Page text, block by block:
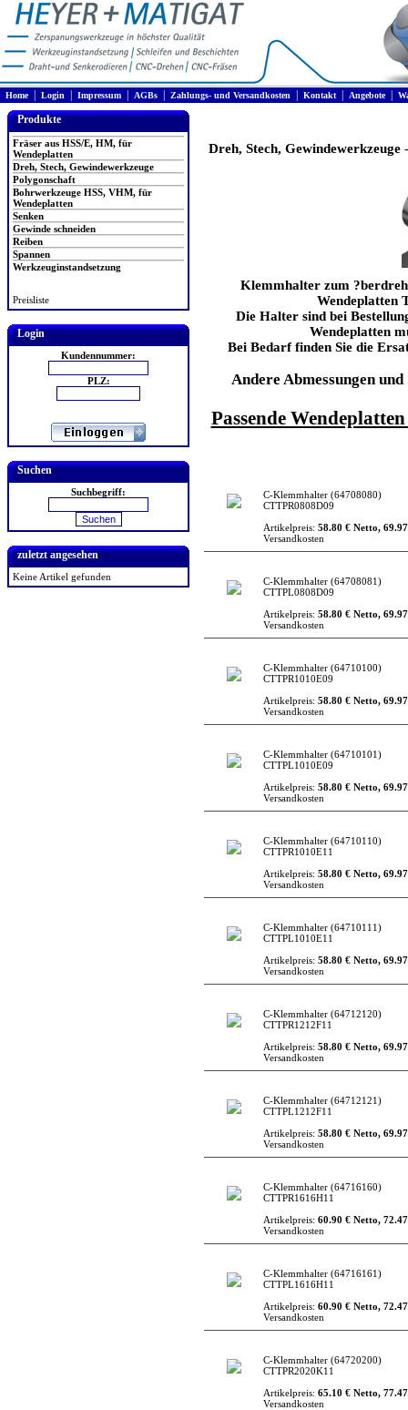
Home| Login Impressum AGBs Zahlungs- und Versandkosten Kontakt| Angebote|
Produkte
Fräser aus HSS/E, HM, für
Wendeplatten
Dreh, Stech, Gewindewerkzeuge
Polygonschaft
Bohrwerkzeuge HSS, VHM, für
Wendeplatten
Senken
Gewinde schneiden
Reiben
Spannen
Werkzeuginstandsetzung
Preisliste
Login
Kundennummer:
PLZ:
Suchen
Suchbegriff:
zuletzt angesehen
Keine Artikel gefunden
Dreh, Stech, Gewindewerkzeuge
Klemmhalter zum
Wendeplatten
Die Halter sind bei
Wendeplatten
Bei Bedarf finden Sie die
Andere Abmessungen
Passende
C-Klemmhalter (64708080)
CTTPR0808D09
Artikelpreis: 58.80 € Netto,
Versandkosten
C-Klemmhalter (64708081)
CTTPL0808D09
Artikelpreis: 58.80 € Netto,
Versandkosten
C-Klemmhalter (64710100)
CTTPR1010E09
Artikelpreis: 58.80 € Netto,
Versandkosten
C-Klemmhalter (64710101)
CTTPL1010E09
Artikelpreis: 58.80 € Netto,
Versandkosten
C-Klemmhalter (64710110)
CTTPR1010E11
Artikelpreis: 58.80 € Netto,
Versandkosten
C-Klemmhalter (64710111)
CTTPL1010E11
Artikelpreis: 58.80 € Netto,
Versandkosten
C-Klemmhalter (64712120)
CTTPR1212F11
Artikelpreis: 58.80 € Netto,
Versandkosten
C-Klemmhalter (64712121)
CTTPL1212F11
Artikelpreis: 58.80 € Netto,
Versandkosten
C-Klemmhalter (64716160)
CTTPR1616H11
Artikelpreis: 60.90 € Netto,
Versandkosten
C-Klemmhalter (64716161)
CTTPL1616H11
Artikelpreis: 60.90 € Netto,
Versandkosten
C-Klemmhalter (64720200)
CTTPR2020K11
Artikelpreis: 65.10 € Netto,
Versandkosten